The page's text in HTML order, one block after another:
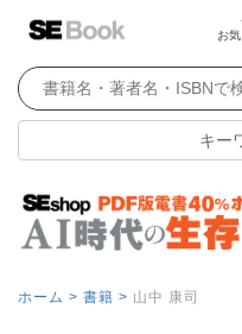
お
キー
ホーム > 書籍 > 山中 康司